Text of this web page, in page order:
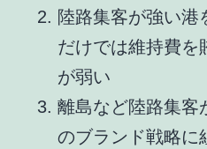
陸路集客が強い港
だけでは維持費を
が弱い
離島など陸路集客
のブランド戦略に